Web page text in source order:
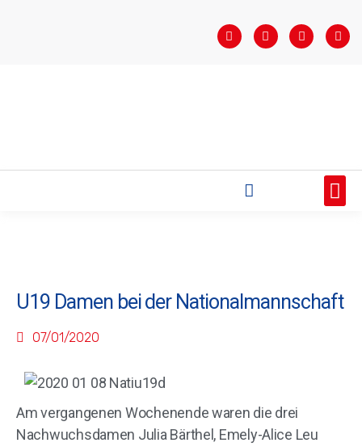
U19 Damen bei der Nationalmannschaft
07/01/2020
Am vergangenen Wochenende waren die drei
Nachwuchsdamen Julia Bärthel, Emely-Alice Leu